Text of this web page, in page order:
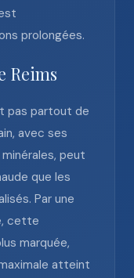
prolongées.
Reims
pas partout de
avec ses
peut
que les
Par une
cette
marquée,
atteint